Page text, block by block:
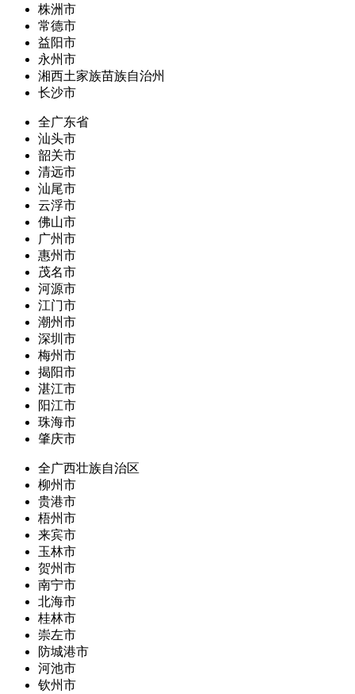
株洲市
常德市
益阳市
永州市
湘西土家族苗族自治州
长沙市
全广东省
汕头市
韶关市
清远市
汕尾市
云浮市
佛山市
广州市
惠州市
茂名市
河源市
江门市
潮州市
深圳市
梅州市
揭阳市
湛江市
阳江市
珠海市
肇庆市
全广西壮族自治区
柳州市
贵港市
梧州市
来宾市
玉林市
贺州市
南宁市
北海市
桂林市
崇左市
防城港市
河池市
钦州市